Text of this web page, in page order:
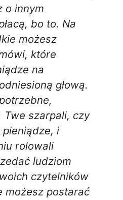
o innym
bo to. Na
możesz
które
na
głową.
Twe szarpali, czy
i
rolowali
ludziom
czytelników
możesz postarać